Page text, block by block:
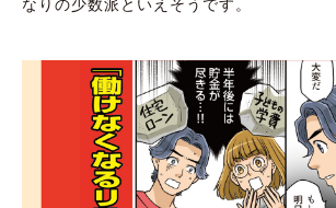
なりの少数派といえそうです。